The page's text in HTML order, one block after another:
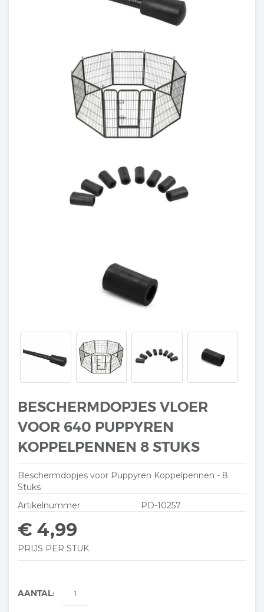
BESCHERMDOPJES VLOER
VOOR 640 PUPPYREN
KOPPELPENNEN 8 STUKS
Beschermdopjes voor Puppyren Koppelpennen - 8
Stuks
Artikelnummer
PD-10257
€ 4,99
PRIJS PER STUK
AANTAL: